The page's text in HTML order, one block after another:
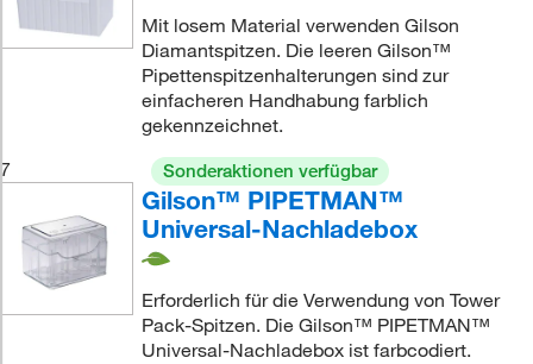
Mit losem Material verwenden Gilson
Diamantspitzen. Die leeren Gilson™
Pipettenspitzenhalterungen sind zur
einfacheren Handhabung farblich
gekennzeichnet.
7
Sonderaktionen verfügbar
Gilson™ PIPETMAN™
Universal-Nachladebox
Erforderlich für die Verwendung von Tower
Pack-Spitzen. Die Gilson™ PIPETMAN™
Universal-Nachladebox ist farbcodiert.